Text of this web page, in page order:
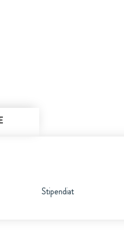
Stipendiat